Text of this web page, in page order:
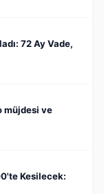
72 Ay Vade,
müjdesi ve
Kesilecek: